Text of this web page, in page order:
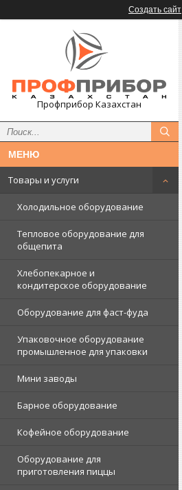
Создать сайт
Профприбор Казахстан
Товары и услуги
Холодильное оборудование
Тепловое оборудование для
общепита
Хлебопекарное и
кондитерское оборудование
Оборудование для фаст-фуда
Упаковочное оборудование
промышленное для упаковки
Мини заводы
Барное оборудование
Кофейное оборудование
Оборудование для
приготовления пиццы